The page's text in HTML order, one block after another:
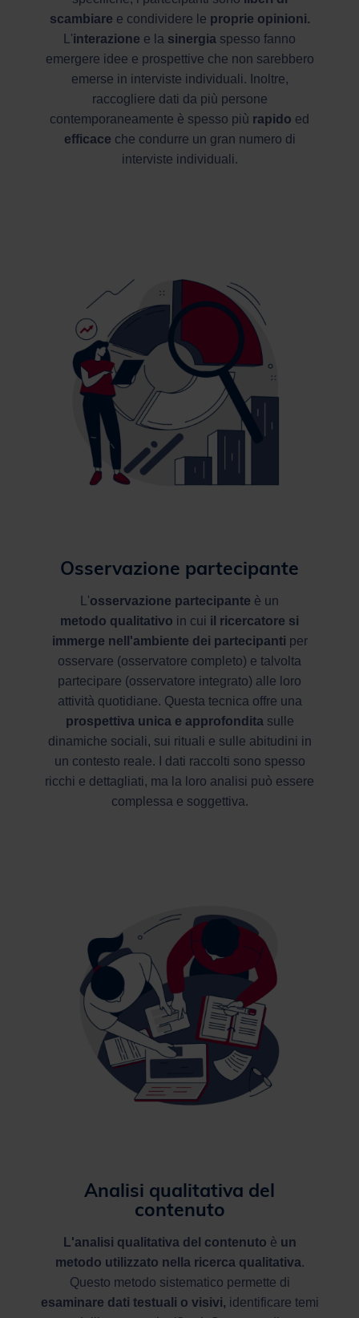
scambiare e condividere le proprie opinioni.
L'interazione e la sinergia spesso fanno
emergere idee e prospettive che non sarebbero
emerse in interviste individuali. Inoltre,
raccogliere dati da più persone
contemporaneamente è spesso più rapido ed
efficace che condurre un gran numero di
interviste individuali.
Osservazione partecipante
L'osservazione partecipante è un
metodo qualitativo in cui il ricercatore si
immerge nell'ambiente dei partecipanti per
osservare (osservatore completo) e talvolta
partecipare (osservatore integrato) alle loro
attività quotidiane. Questa tecnica offre una
prospettiva unica e approfondita sulle
dinamiche sociali, sui rituali e sulle abitudini in
un contesto reale. I dati raccolti sono spesso
ricchi e dettagliati, ma la loro analisi può essere
complessa e soggettiva.
Analisi qualitativa del
contenuto
L'analisi qualitativa del contenuto è un
metodo utilizzato nella ricerca qualitativa.
Questo metodo sistematico permette di
esaminare dati testuali o visivi, identificare temi